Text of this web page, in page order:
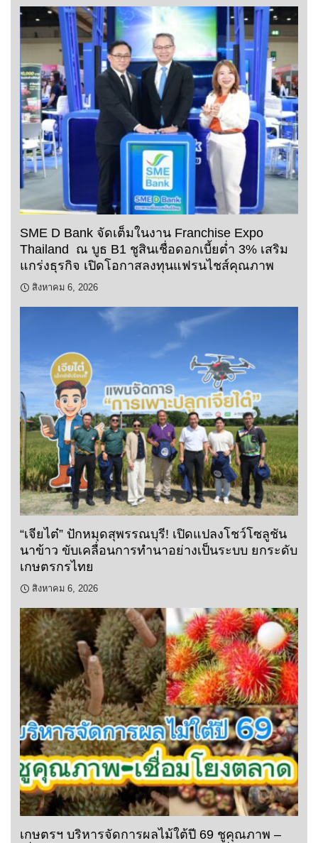
SME D Bank จัดเต็มในงาน Franchise Expo
Thailand ณ บูธ B1 ชูสินเชื่อดอกเบี้ยต่ำ 3% เสริม
แกร่งธุรกิจ เปิดโอกาสลงทุนแฟรนไชส์คุณภาพ
สิงหาคม 6, 2026
“เจียไต๋” ปักหมุดสุพรรณบุรี! เปิดแปลงโชว์โซลูชัน
นาข้าว ขับเคลื่อนการทำนาอย่างเป็นระบบ ยกระดับ
เกษตรกรไทย
สิงหาคม 6, 2026
เกษตรฯ บริหารจัดการผลไม้ใต้ปี 69 ชูคุณภาพ –